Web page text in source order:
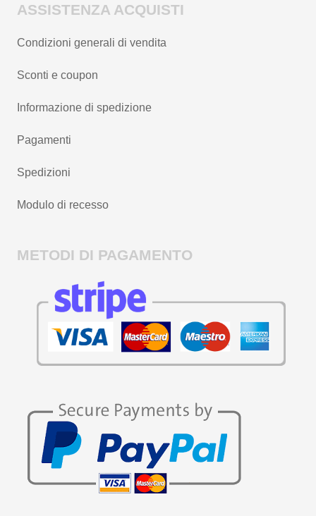
ASSISTENZA ACQUISTI
Condizioni generali di vendita
Sconti e coupon
Informazione di spedizione
Pagamenti
Spedizioni
Modulo di recesso
METODI DI PAGAMENTO